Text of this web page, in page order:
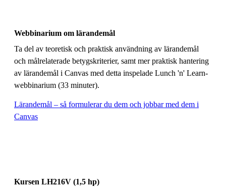
Webbinarium om lärandemål
Ta del av teoretisk och praktisk användning av lärandemål
och målrelaterade betygskriterier, samt mer praktisk hantering
av lärandemål i Canvas med detta inspelade Lunch 'n' Learn-
webbinarium (33 minuter).
Lärandemål – så formulerar du dem och jobbar med dem i
Canvas
Kursen LH216V (1,5 hp)